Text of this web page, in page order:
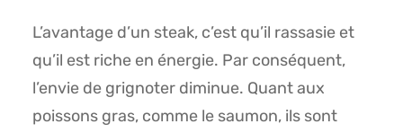
L’avantage d’un steak, c’est qu’il rassasie et
qu’il est riche en énergie. Par conséquent,
l’envie de grignoter diminue. Quant aux
poissons gras, comme le saumon, ils sont